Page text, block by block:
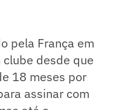
pela França em
desde que
18 meses por
assinar com